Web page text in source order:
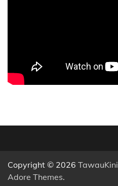
Copyright © 2026 TawauKini
Adore Themes.